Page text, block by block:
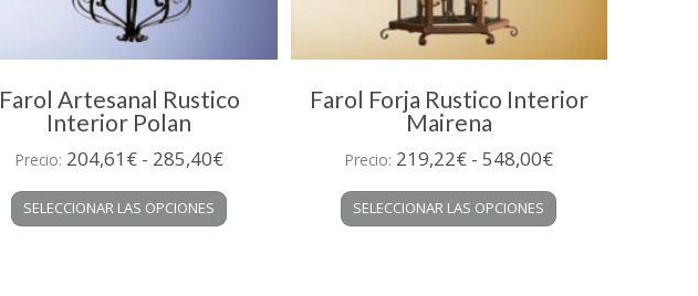
Farol Artesanal Rustico
Interior Polan
Precio: 204,61 € - 285,40€Rango
precios:
SELECCIONAR LAS OPCIONES
Este
producto
Farol Forja Rustico Interior
Mairena
Precio: 219,22€ - 548,00€Rango
precios:
SELECCIONAR LAS OPCIONES
Este
producto